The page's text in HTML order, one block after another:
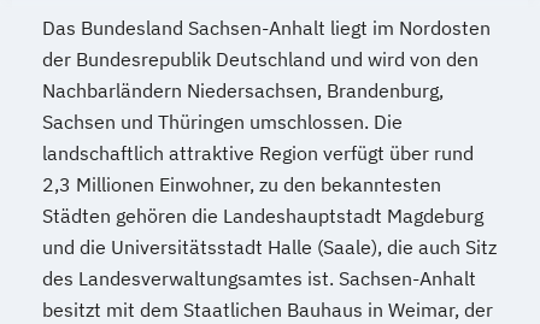
Das Bundesland Sachsen-Anhalt liegt im Nordosten
der Bundesrepublik Deutschland und wird von den
Nachbarländern Niedersachsen, Brandenburg,
Sachsen und Thüringen umschlossen. Die
landschaftlich attraktive Region verfügt über rund
2,3 Millionen Einwohner, zu den bekanntesten
Städten gehören die Landeshauptstadt Magdeburg
und die Universitätsstadt Halle (Saale), die auch Sitz
des Landesverwaltungsamtes ist. Sachsen-Anhalt
besitzt mit dem Staatlichen Bauhaus in Weimar, der